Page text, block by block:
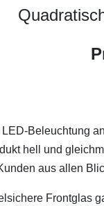
Beleuchtung
hell und
aus allen
Frontglas